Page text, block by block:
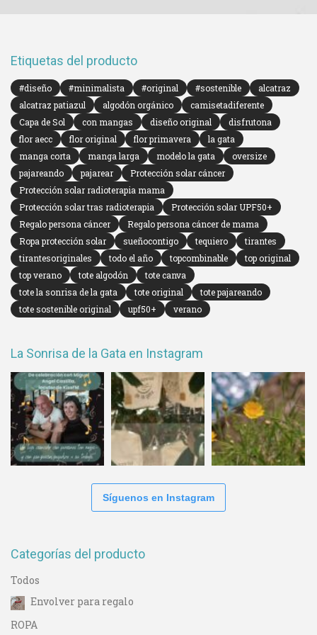
Etiquetas del producto
#diseño #minimalista #original #sostenible
alcatraz
alcatraz patiazul
algodón orgánico
camisetadiferente
Capa de Sol
con mangas diseño original
disfrutona
flor aecc
flor original flor primavera
la gata
manga corta
manga larga modelo la gata
oversize
pajareando
pajarear
Protección solar cáncer
Protección solar radioterapia mama
Protección solar tras radioterapia
Protección solar UPF50+
Regalo persona cáncer
Regalo persona cáncer de mama
Ropa protección solar
sueñocontigo tequiero
tirantes
tirantesoriginales
todo el año topcombinable
top original
top verano
tote algodón
tote canva
tote la sonrisa de la gata
tote original
tote pajareando
tote sostenible original
upf50+ verano
La Sonrisa de la Gata en Instagram
Síguenos en Instagram
Categorías del producto
Todos
Envolver para regalo
ROPA